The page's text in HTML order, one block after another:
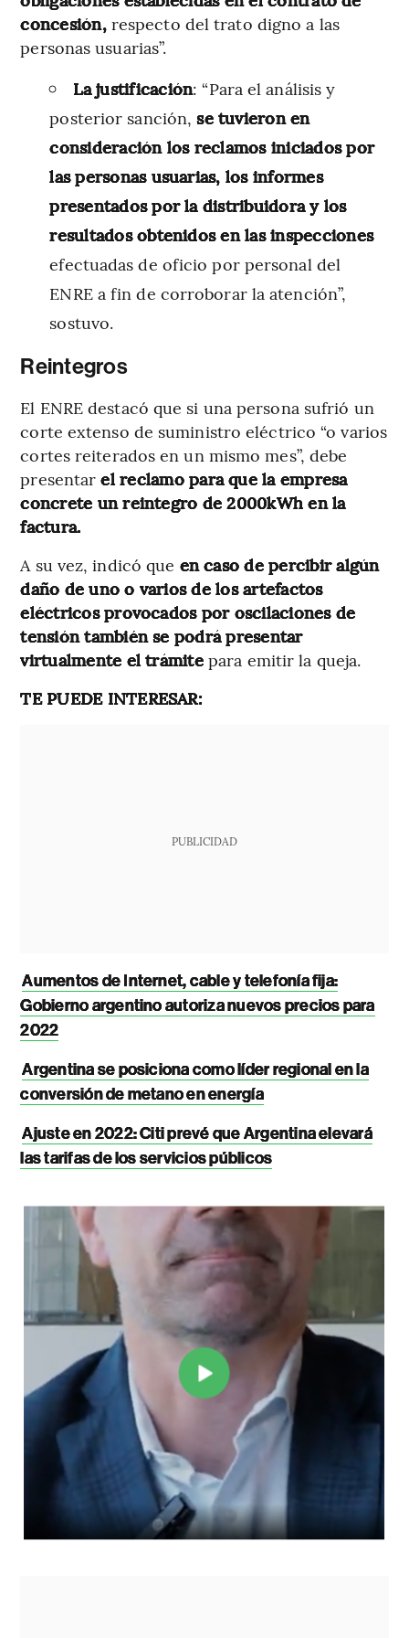
concesión,respecto del trato digno a las
personas usuarias”.
La justificación: “Para el análisis y
posterior sanción,se tuvieron en
consideración los reclamos iniciados por
las personas usuarias, los informes
presentados por la distribuidora y los
resultados obtenidos en las inspecciones
efectuadas de oficio por personal del
ENRE a fin de corroborar la atención”,
sostuvo.
Reintegros
El ENRE destacó que si una persona sufrió un
corte extenso de suministro eléctrico “o varios
cortes reiterados en un mismo mes”, debe
presentarel reclamo para que la empresa
concrete un reintegro de 2000kWh en la
factura.
A su vez, indicó que en caso de percibir algún
daño de uno o varios de los artefactos
eléctricos provocados por oscilaciones de
tensión también se podrá presentar
virtualmente el trámitepara emitir la queja.
TE PUEDE INTERESAR:
PUBLICIDAD
Aumentos de Internet, cable y telefonía fija:
Gobierno argentino autoriza nuevos precios para
2022
Argentina se posiciona como líder regional en la
conversión de metano en energía
Ajuste en 2022: Citi prevé que Argentina elevará
las tarifas de los servicios públicos